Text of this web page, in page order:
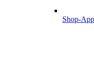
Shop-App